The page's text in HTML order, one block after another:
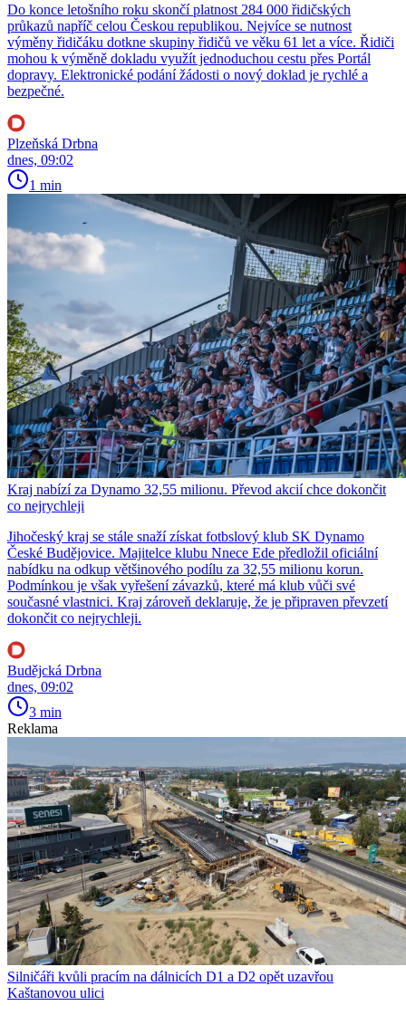
Do konce letošního roku skončí platnost 284 000 řidičských
průkazů napříč celou Českou republikou. Nejvíce se nutnost
výměny řidičáku dotkne skupiny řidičů ve věku 61 let a více. Řidiči
mohou k výměně dokladu využít jednoduchou cestu přes Portál
dopravy. Elektronické podání žádosti o nový doklad je rychlé a
bezpečné.
Plzeňská Drbna
dnes, 09:02
1 min
Kraj nabízí za Dynamo 32,55 milionu. Převod akcií chce dokončit
co nejrychleji
Jihočeský kraj se stále snaží získat fotbslový klub SK Dynamo
České Budějovice. Majitelce klubu Nnece Ede předložil oficiální
nabídku na odkup většinového podílu za 32,55 milionu korun.
Podmínkou je však vyřešení závazků, které má klub vůči své
současné vlastnici. Kraj zároveň deklaruje, že je připraven převzetí
dokončit co nejrychleji.
Budějcká Drbna
dnes, 09:02
3 min
Reklama
Silničáři kvůli pracím na dálnicích D1 a D2 opět uzavřou
Kaštanovou ulici